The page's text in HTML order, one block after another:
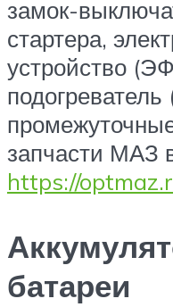
замок-
стартера,
устройство
запчасти МАЗ
https://
батареи